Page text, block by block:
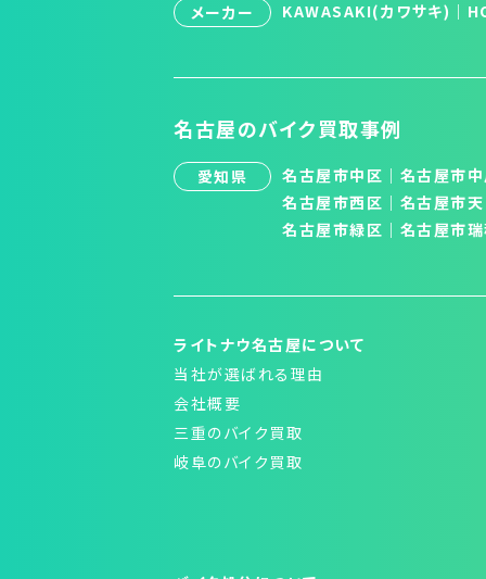
メーカー KAWASAKI(カワサキ) ｜
名古屋のバイク買取事例
愛知県 名古屋市中区 ｜ 名古屋市
名古屋市西区 ｜ 名古屋市
名古屋市緑区 ｜ 名古屋市
ライトナウ名古屋について
当社が選ばれる理由
会社概要
三重のバイク買取
岐阜のバイク買取